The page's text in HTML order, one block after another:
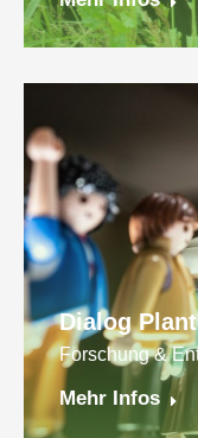
Dialog
Forschung &
Mehr Infos